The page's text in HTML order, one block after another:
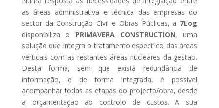
as áreas administrativa e técnica das empresas do
sector da Construção Civil e Obras Públicas, a 7Log
disponibiliza o PRIMAVERA CONSTRUCTION, uma
solução que integra o tratamento específico das áreas
verticais com as restantes áreas nucleares da gestão.
Desta forma, sem que exista redundância de
informação, e de forma integrada, é possível
acompanhar todas as etapas do projecto/obra, desde
a orçamentação ao controlo de custos. A sua